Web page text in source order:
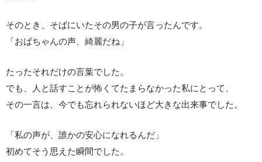
そのとき、そばにいたその男の子が言ったんです。
「おばちゃんの声、綺麗だね」
たったそれだけの言葉でした。
でも、人と話すことが怖くてたまらなかった私にとって、
その一言は、今でも忘れられないほど大きな出来事でした。
「私の声が、誰かの安心になれるんだ」
初めてそう思えた瞬間でした。